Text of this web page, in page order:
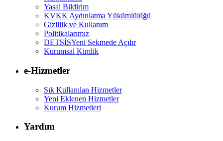
Yasal Bildirim
KVKK Aydınlatma Yükümlülüğü
Gizlilik ve Kullanım
Politikalarımız
DETSİSYeni Sekmede Açılır
Kurumsal Kimlik
e-Hizmetler
Sık Kullanılan Hizmetler
Yeni Eklenen Hizmetler
Kurum Hizmetleri
Yardım